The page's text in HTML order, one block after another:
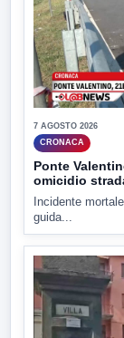
7 AGOSTO 2026
CRONACA
Ponte
omicidio
Incidente
guida...